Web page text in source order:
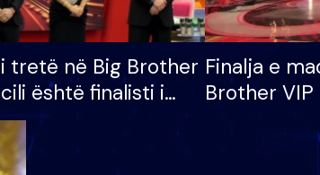
tretë në Big Brother
është finalisti i
që lë shtëpinë
Finalja e
Brother
banori i
dhe humb